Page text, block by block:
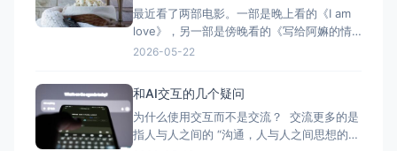
最近看了两部电影。一部是晚上看的《I am
love》，另一部是傍晚看的《写给阿嫲的情
书》（Dear you）。一部是西方中的“东方”
的爱（在特定的空间和夏天），一种是“悠久
且漫长岁月里”消磨和坚持的爱。一种是爱是
自我表
2026-05-22
和AI交互的几个疑问
为什么使用交互而不是交流？ 交流更多的是
指人与人之间的 “沟通，人与人之间思想的交